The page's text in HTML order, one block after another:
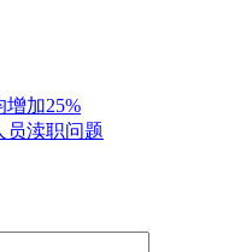
加25%
员渎职问题